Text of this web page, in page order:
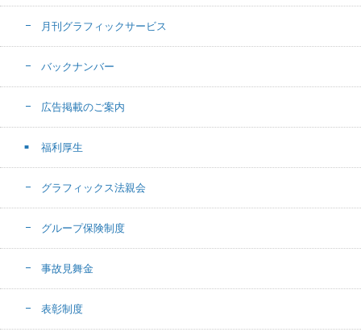
月刊グラフィックサービス
バックナンバー
広告掲載のご案内
福利厚生
グラフィックス法親会
グループ保険制度
事故見舞金
表彰制度